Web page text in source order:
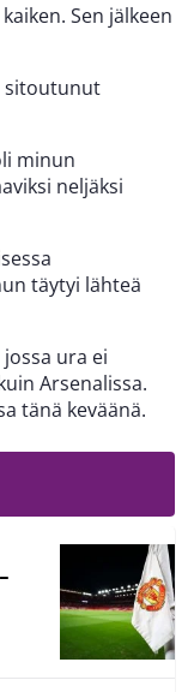
Sen jälkeen
sitoutunut
minun
neljäksi
täytyi lähteä
ura ei
Arsenalissa.
tänä keväänä.